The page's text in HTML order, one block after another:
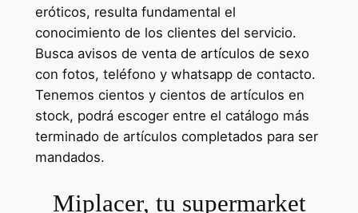
eróticos, resulta fundamental el
conocimiento de los clientes del servicio.
Busca avisos de venta de artículos de sexo
con fotos, teléfono y whatsapp de contacto.
Tenemos cientos y cientos de artículos en
stock, podrá escoger entre el catálogo más
terminado de artículos completados para ser
mandados.
Miplacer, tu supermarket